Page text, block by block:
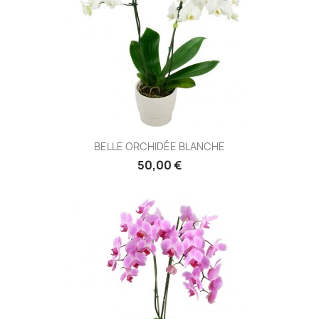
BELLE ORCHIDÉE BLANCHE
50,00 €